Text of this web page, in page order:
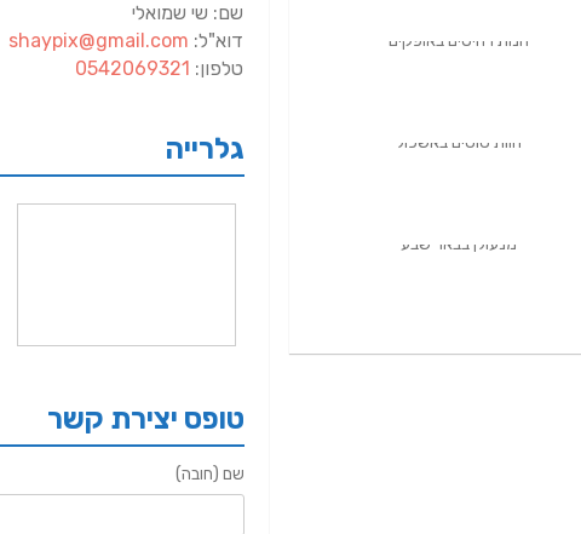
שם: שי שמואלי
דוא"ל: shaypix@gmail.com
טלפון: 0542069321
גלרייה
טופס יצירת קשר
שם (חובה)